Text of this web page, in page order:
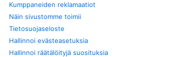
Kumppaneiden reklamaatiot
Näin sivustomme toimii
Tietosuojaseloste
Hallinnoi evästeasetuksia
Hallinnoi räätälöityjä suosituksia